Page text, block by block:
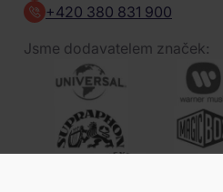
+420 380 831 900
Jsme dodavatelem značek: